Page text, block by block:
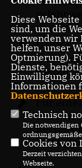
gelebt
Dank an
Helfer
Helden
Für
starken
Diese
sind, um die
verwenden wir
helfen, unser
Optmierung).
Dienste,
Einwilligung
Informationen
Technisch
Die notwendigen
Cookies
Derzeit
Webseite.